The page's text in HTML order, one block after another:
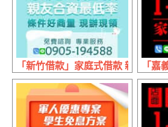
「新竹借款」家庭式借款 親友合「嘉